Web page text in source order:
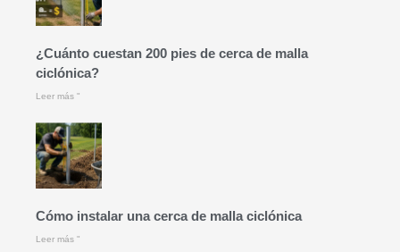
¿Cuánto cuestan 200 pies de cerca de malla
ciclónica?
Leer más "
Cómo instalar una cerca de malla ciclónica
Leer más "